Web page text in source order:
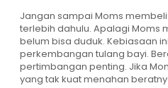
Jangan sampai Moms
terlebih dahulu. Apalagi Moms
belum bisa duduk. Kebiasaan
perkembangan tulang bayi.
pertimbangan penting. Jika
yang tak kuat menahan